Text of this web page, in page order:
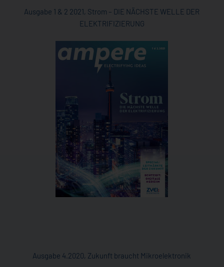
Ausgabe 1 & 2 2021, Strom – DIE NÄCHSTE WELLE DER
ELEKTRIFIZIERUNG
Ausgabe 4.2020, Zukunft braucht Mikroelektronik